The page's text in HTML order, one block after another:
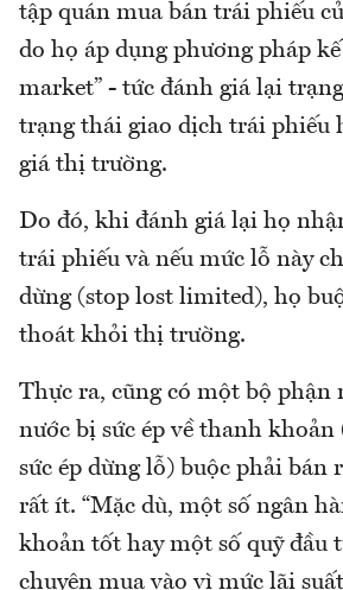
tập quán mua bán trái phiếu
do họ áp dụng phương pháp
market” - tức đánh giá lại
trạng thái giao dịch trái phiếu
giá thị trường.
Do đó, khi đánh giá lại họ
trái phiếu và nếu mức lỗ này
dừng (stop lost limited), họ
thoát khỏi thị trường.
Thực ra, cũng có một bộ phận
nước bị sức ép về thanh
sức ép dừng lỗ) buộc phải bán
rất ít. “Mặc dù, một số ngân
khoản tốt hay một số quỹ đầu
chuyện mua vào vì mức lãi